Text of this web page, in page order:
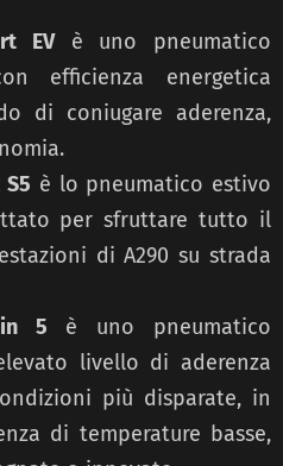
EVè uno pneumatico
efficienza energetica
di coniugare aderenza,
è lo pneumatico estivo
per sfruttare tutto il
di A290 su strada
5 è uno pneumatico
livello di aderenza
più disparate, in
di temperature basse,